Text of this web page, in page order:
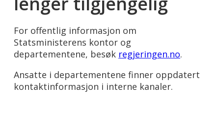
For offentlig informasjon om
Statsministerens kontor og
departementene, besøk regjeringen.no.
Ansatte i departementene finner oppdatert
kontaktinformasjon i interne kanaler.